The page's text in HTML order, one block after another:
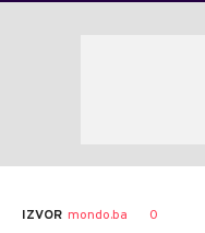
IZVOR mondo.ba 0